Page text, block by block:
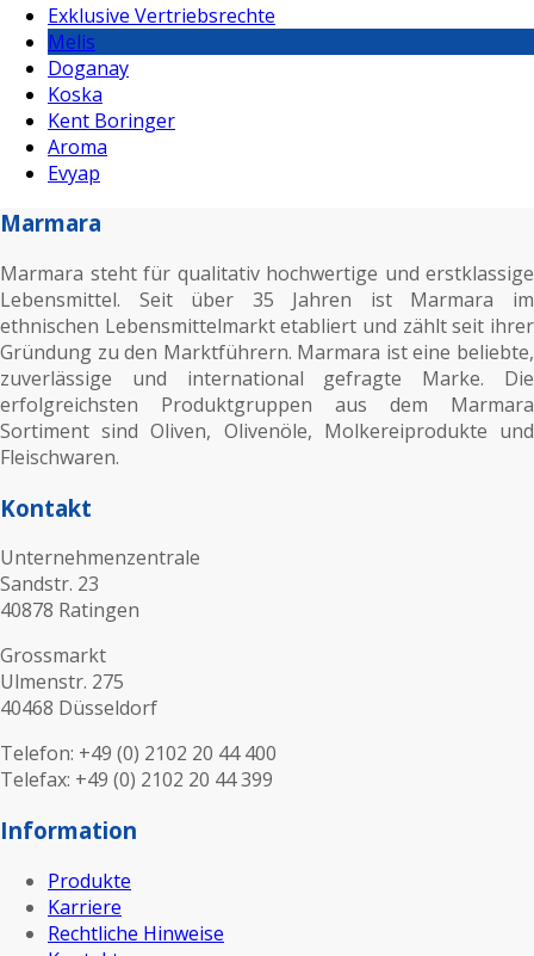
Exklusive Vertriebsrechte
Melis
Doganay
Koska
Kent Boringer
Aroma
Evyap
Marmara
Marmara steht für qualitativ hochwertige und erstklassige
Lebensmittel. Seit über 35 Jahren ist Marmara im
ethnischen Lebensmittelmarkt etabliert und zählt seit ihrer
Gründung zu den Marktführern. Marmara ist eine beliebte,
zuverlässige und international gefragte Marke. Die
erfolgreichsten Produktgruppen aus dem Marmara
Sortiment sind Oliven, Olivenöle, Molkereiprodukte und
Fleischwaren.
Kontakt
Unternehmenzentrale
Sandstr. 23
40878 Ratingen
Grossmarkt
Ulmenstr. 275
40468 Düsseldorf
Telefon: +49 (0) 2102 20 44 400
Telefax: +49 (0) 2102 20 44 399
Information
Produkte
Karriere
Rechtliche Hinweise